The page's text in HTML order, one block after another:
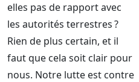
elles pas de rapport avec
les autorités terrestres ?
Rien de plus certain, et il
faut que cela soit clair pour
nous. Notre lutte est contre